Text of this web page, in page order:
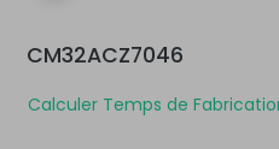
CM32ACZ7046
Calculer Temps de